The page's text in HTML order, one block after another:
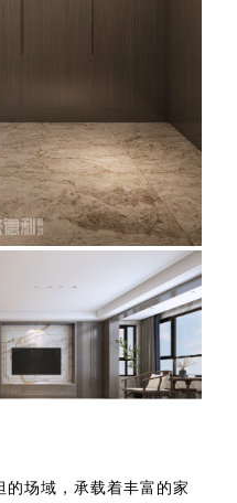
场域，承载着丰富的家